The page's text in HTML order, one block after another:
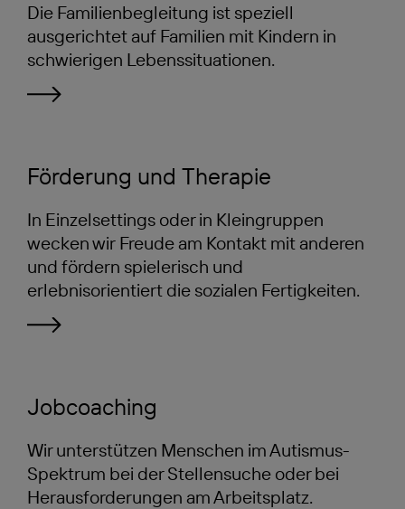
Die Familienbegleitung ist speziell
ausgerichtet auf Familien mit Kindern in
schwierigen Lebenssituationen.
Förderung und Therapie
In Einzelsettings oder in Kleingruppen
wecken wir Freude am Kontakt mit anderen
und fördern spielerisch und
erlebnisorientiert die sozialen Fertigkeiten.
Jobcoaching
Wir unterstützen Menschen im Autismus-
Spektrum bei der Stellensuche oder bei
Herausforderungen am Arbeitsplatz.